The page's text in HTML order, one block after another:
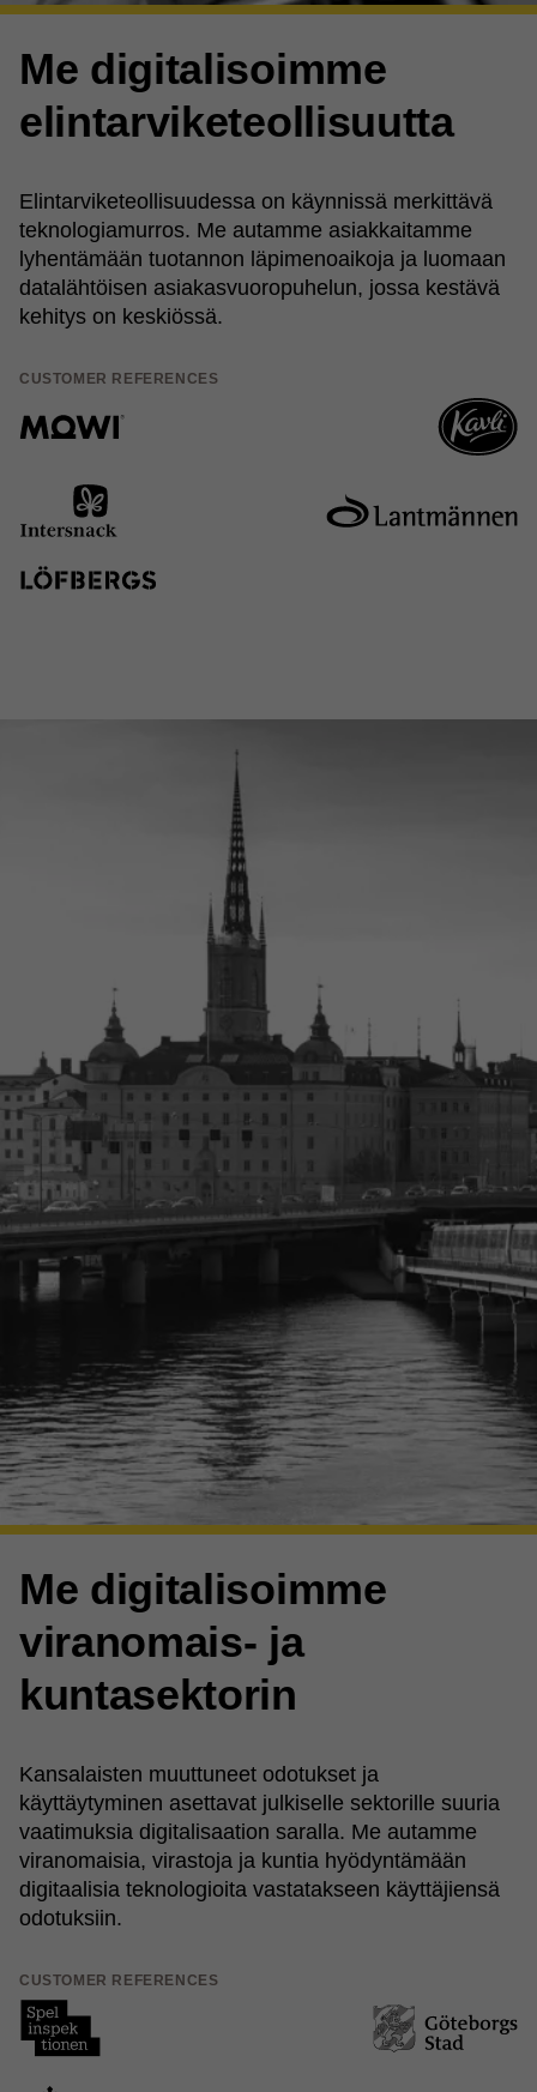
Me digitalisoimme
elintarviketeollisuutta
Elintarviketeollisuudessa on käynnissä merkittävä
teknologiamurros. Me autamme asiakkaitamme
lyhentämään tuotannon läpimenoaikoja ja luomaan
datalähtöisen asiakasvuoropuhelun, jossa kestävä
kehitys on keskiössä.
CUSTOMER REFERENCES
Me digitalisoimme
viranomais- ja
kuntasektorin
Kansalaisten muuttuneet odotukset ja
käyttäytyminen asettavat julkiselle sektorille suuria
vaatimuksia digitalisaation saralla. Me autamme
viranomaisia, virastoja ja kuntia hyödyntämään
digitaalisia teknologioita vastatakseen käyttäjiensä
odotuksiin.
CUSTOMER REFERENCES